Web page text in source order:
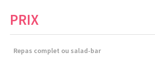
PRIX
Repas complet ou salad-bar